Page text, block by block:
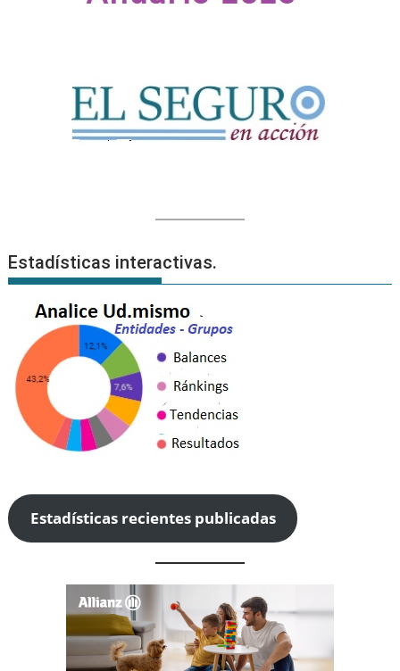
Estadísticas interactivas.
Estadísticas recientes publicadas